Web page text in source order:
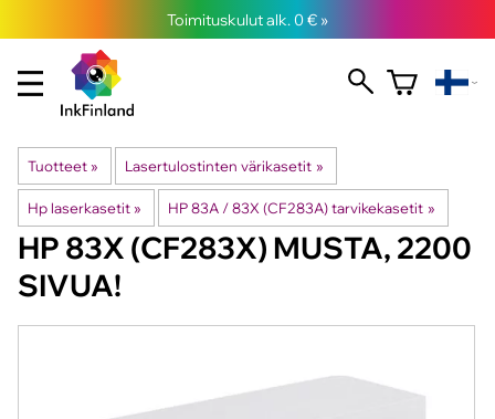
Toimituskulut alk. 0 € »
Tuotteet ‪» Lasertulostinten värikasetit ‪»
Hp laserkasetit ‪» HP 83A / 83X (CF283A) tarvikekasetit ‪»
HP 83X (CF283X) MUSTA, 2200
SIVUA!